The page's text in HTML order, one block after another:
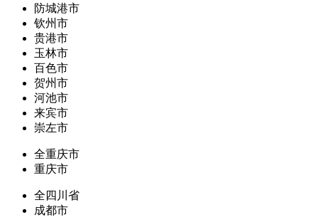
防城港市
钦州市
贵港市
玉林市
百色市
贺州市
河池市
来宾市
崇左市
全重庆市
重庆市
全四川省
成都市